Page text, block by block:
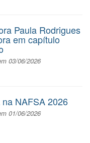
Paula Rodrigues
em capítulo
03/06/2026
NAFSA 2026
01/06/2026